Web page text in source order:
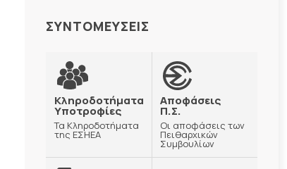
ΣΥΝΤΟΜΕΥΣΕΙΣ
Κληροδοτήματα
Υποτροφίες
Τα Κληροδοτήματα
της ΕΣΗΕΑ
Αποφάσεις
Π.Σ.
Οι αποφάσεις των
Πειθαρχικών
Συμβουλίων